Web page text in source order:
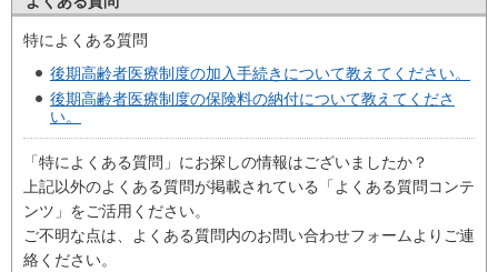
特によくある質問
後期高齢者医療制度の加入手続きについて教えてください。
後期高齢者医療制度の保険料の納付について教えてくださ
い。
「特によくある質問」にお探しの情報はございましたか？
上記以外のよくある質問が掲載されている「よくある質問コンテ
ンツ」をご活用ください。
ご不明な点は、よくある質問内のお問い合わせフォームよりご連
絡ください。